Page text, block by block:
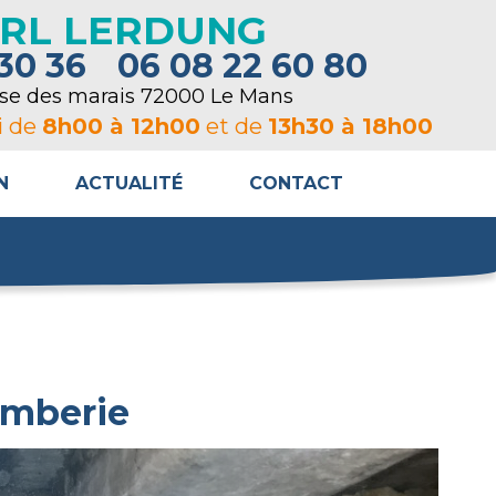
LERDUNG
36 06 08 22 60 80
des marais 72000 Le Mans
de 8h00 à 12h00 et de 13h30 à 18h00
ACTUALITÉ CONTACT